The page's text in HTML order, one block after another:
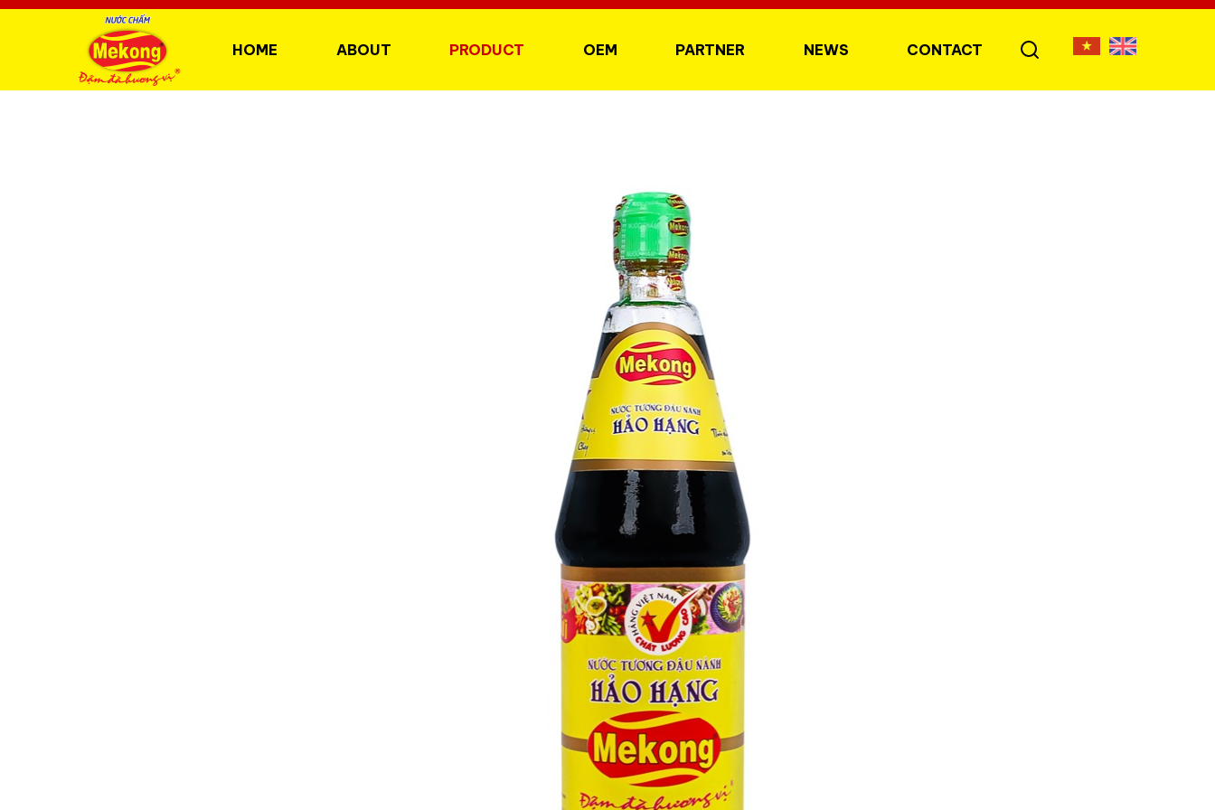
HOME ABOUT PRODUCT OEM PARTNER NEWS CONTACT